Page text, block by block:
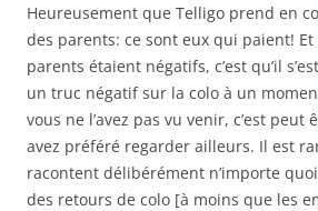
Heureusement que Telligo prend en
des parents: ce sont eux qui paient!
parents étaient négatifs, c’est qu’il
un truc négatif sur la colo à un
vous ne l’avez pas vu venir, c’est peut
avez préféré regarder ailleurs. Il est
racontent délibérément n’importe
des retours de colo [à moins que les